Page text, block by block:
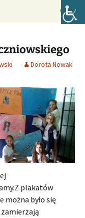
im. Józefa
Szukaj:
Dorota Nowak
Z plakatów
można było się